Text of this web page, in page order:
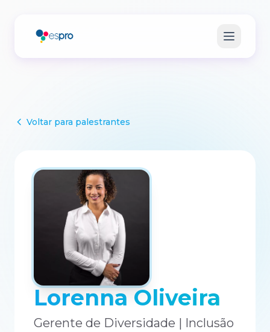
Voltar para palestrantes
Lorenna Oliveira
Gerente de Diversidade | Inclusão